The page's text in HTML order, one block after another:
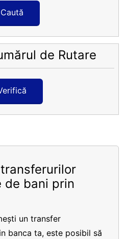
Caută
de Rutare
de bani prin
un transfer
banca ta, este posibil să